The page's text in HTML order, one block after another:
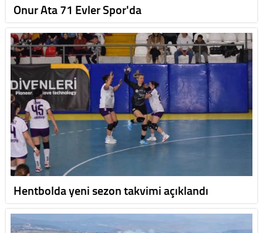
Onur Ata 71 Evler Spor'da
Hentbolda yeni sezon takvimi açıklandı